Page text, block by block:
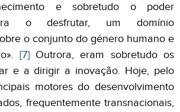
e sobretudo o poder
o desfrutar, um domínio
o conjunto do género humano e
[7]Outrora, eram sobretudo os
e a dirigir a inovação. Hoje, pelo
motores do desenvolvimento
frequentemente transnacionais,